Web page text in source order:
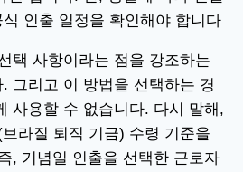
인출 일정을 확인해야 합니다
택 사항이라는 점을 강조하는
그리고 이 방법을 선택하는 경
사용할 수 없습니다. 다시 말해,
라질 퇴직 기금) 수령 기준을
, 기념일 인출을 선택한 근로자